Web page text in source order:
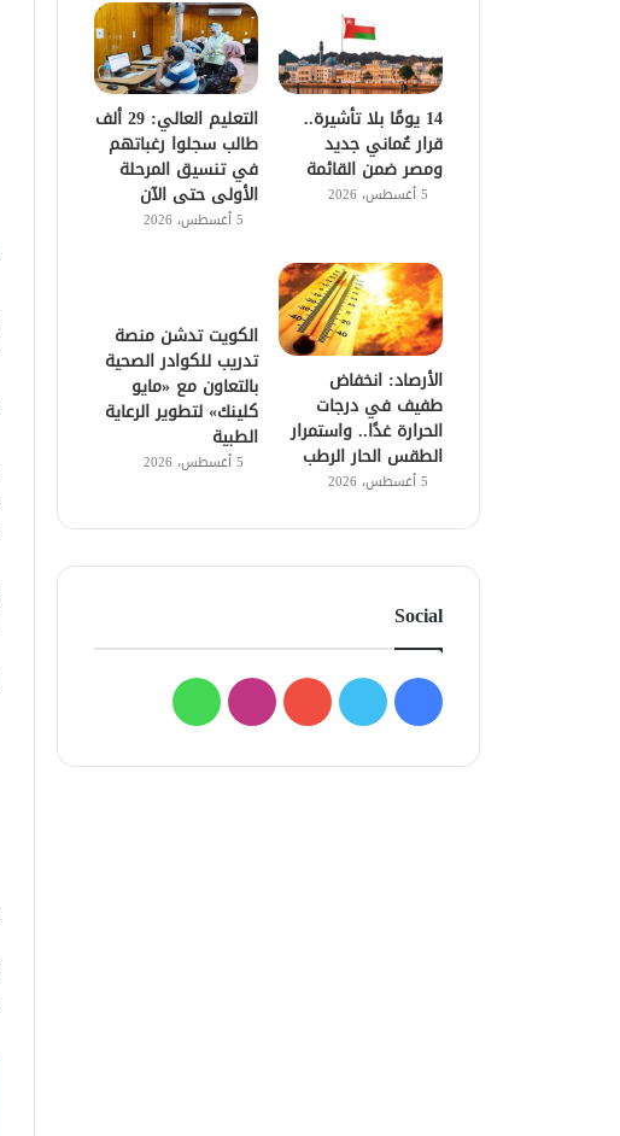
14 يومًا بلا تأشيرة..
قرار عُماني جديد
ومصر ضمن القائمة
5 أغسطس، 2026
التعليم العالي: 29 ألف
طالب سجلوا رغباتهم
في تنسيق المرحلة
الأولى حتى الآن
5 أغسطس، 2026
الأرصاد: انخفاض
طفيف في درجات
الحرارة غدًا.. واستمرار
الطقس الحار الرطب
5 أغسطس، 2026
الكويت تدشن منصة
تدريب للكوادر الصحية
بالتعاون مع «مايو
كلينك» لتطوير الرعاية
الطبية
5 أغسطس، 2026
Social
فيسبوك
تويتر يوتيوبانستقرامواتساب